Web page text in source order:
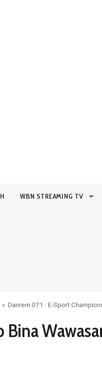
WBN STREAMING TV
» Danrem 071 : E-Sport